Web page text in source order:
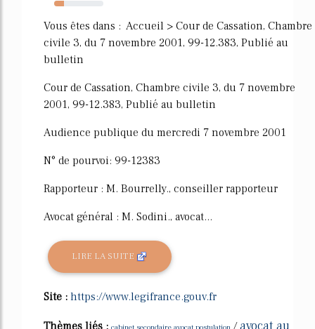
20%
Vous êtes dans : Accueil > Cour de Cassation, Chambre
civile 3, du 7 novembre 2001, 99-12.383, Publié au
bulletin
Cour de Cassation, Chambre civile 3, du 7 novembre
2001, 99-12.383, Publié au bulletin
Audience publique du mercredi 7 novembre 2001
N° de pourvoi: 99-12383
Rapporteur : M. Bourrelly., conseiller rapporteur
Avocat général : M. Sodini., avocat...
LIRE LA SUITE
Site : https://www.legifrance.gouv.fr
Thèmes liés : /avocat au